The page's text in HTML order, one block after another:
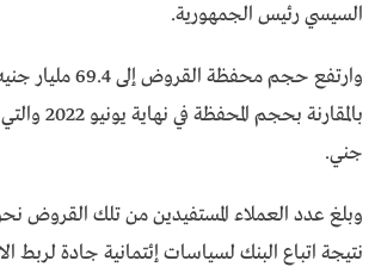
السيسي رئيس الجمهورية.
جني.
نتيجة اتباع البنك لسياسات إئتمانية جادة لربط